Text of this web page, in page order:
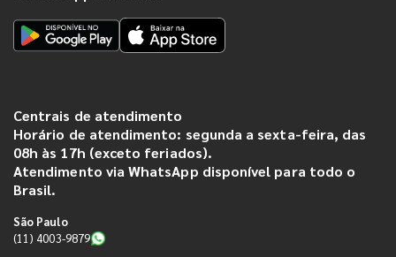
Centrais de atendimento
Horário de atendimento: segunda a sexta-feira, das
08h às 17h (exceto feriados).
Atendimento via WhatsApp disponível para todo o
Brasil.
São Paulo
(11) 4003-9879